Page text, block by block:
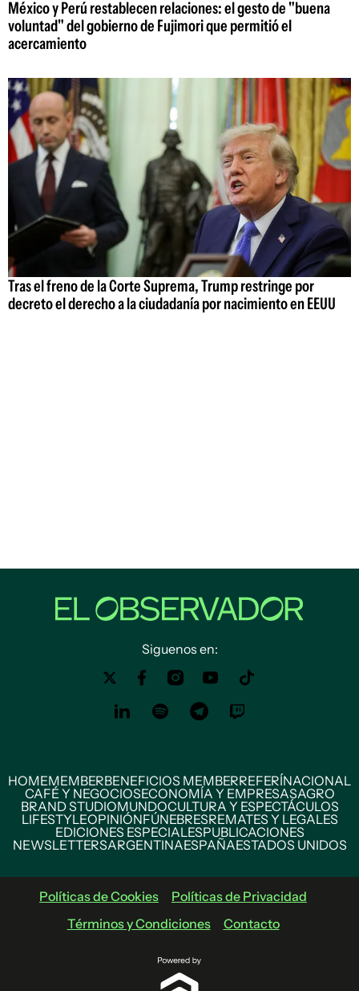
México y Perú restablecen relaciones: el gesto de "buena
voluntad" del gobierno de Fujimori que permitió el
acercamiento
Tras el freno de la Corte Suprema, Trump restringe por
decreto el derecho a la ciudadanía por nacimiento en EEUU
Siguenos en:
HOMEMEMBERBENEFICIOS MEMBERREFERÍNACIONAL
CAFÉ Y NEGOCIOSECONOMÍA Y EMPRESASAGRO
BRAND STUDIOMUNDOCULTURA Y ESPECTÁCULOS
LIFESTYLEOPINIÓNFÚNEBRESREMATES Y LEGALES
EDICIONES ESPECIALESPUBLICACIONES
NEWSLETTERSARGENTINAESPAÑAESTADOS UNIDOS
Políticas de Cookies
Políticas de Privacidad
Términos y Condiciones
Contacto